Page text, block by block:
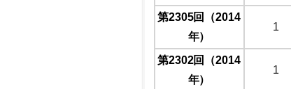
第2305回（2014
年）
1
第2302回（2014
年）
1